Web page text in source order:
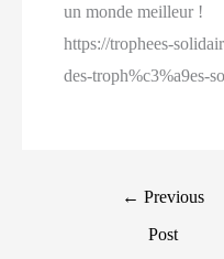
un monde meilleur !
https://trophees-
des-troph%c3%a9es-
← Previous
Post